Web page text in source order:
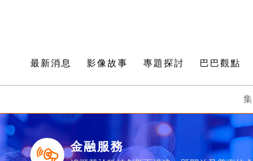
最新消息 影像故事 專題探討 巴巴觀點
金融服務